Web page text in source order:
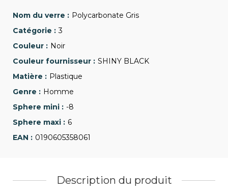
Polycarbonate Gris
3
Noir
SHINY BLACK
Plastique
Homme
-8
6
0190605358061
Description du produit